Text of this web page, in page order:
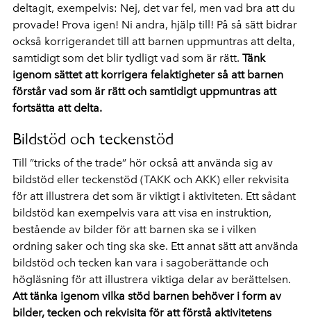
deltagit, exempelvis: Nej, det var fel, men vad bra att du
provade! Prova igen! Ni andra, hjälp till! På så sätt bidrar
också korrigerandet till att barnen uppmuntras att delta,
samtidigt som det blir tydligt vad som är rätt. Tänk
igenom sättet att korrigera felaktigheter så att barnen
förstår vad som är rätt och samtidigt uppmuntras att
fortsätta att delta.
Bildstöd och teckenstöd
Till ”tricks of the trade” hör också att använda sig av
bildstöd eller teckenstöd (TAKK och AKK) eller rekvisita
för att illustrera det som är viktigt i aktiviteten. Ett sådant
bildstöd kan exempelvis vara att visa en instruktion,
bestående av bilder för att barnen ska se i vilken
ordning saker och ting ska ske. Ett annat sätt att använda
bildstöd och tecken kan vara i sagoberättande och
högläsning för att illustrera viktiga delar av berättelsen.
Att tänka igenom vilka stöd barnen behöver i form av
bilder, tecken och rekvisita för att förstå aktivitetens